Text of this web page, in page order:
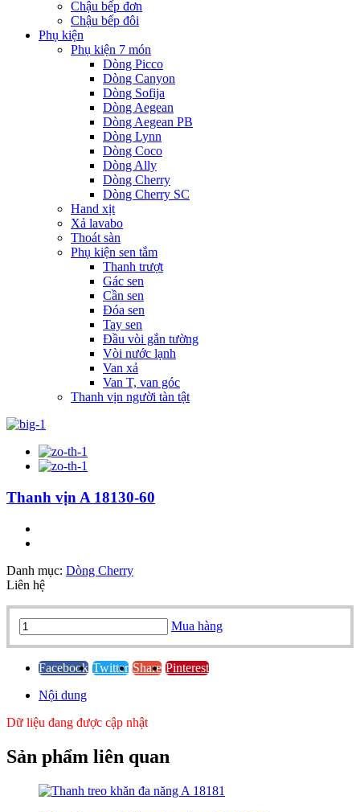
Chậu bếp đơn
Chậu bếp đôi
Phụ kiện
Phụ kiện 7 món
Dòng Picco
Dòng Canyon
Dòng Sofija
Dòng Aegean
Dòng Aegean PB
Dòng Lynn
Dòng Coco
Dòng Ally
Dòng Cherry
Dòng Cherry SC
Hand xịt
Xả lavabo
Thoát sàn
Phụ kiện sen tắm
Thanh trượt
Gác sen
Cần sen
Đóa sen
Tay sen
Đầu vòi gắn tường
Vòi nước lạnh
Van xả
Van T, van góc
Thanh vịn người tàn tật
Thanh vịn A 18130-60
Danh mục: Dòng Cherry
Liên hệ
Thanh
vịn
18130-
quantity
Mua hàng
Facebook Twitter Share Pinterest
Nội dung
Dữ liệu đang được cập nhật
Sản phẩm liên quan